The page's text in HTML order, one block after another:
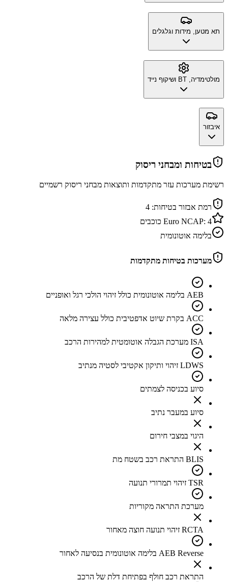
תא מטען, מידות וגלגלים
מולטימדיה, BT ושיקוף נייד
איבזור
בטיחות ומבחני ריסוק
רשימת מערכות עזר מתקדמות ותוצאות מבחני ריסוק רשמיים
רמת אבזור בטיחות: 4
Euro NCAP: 4
כוכבים
בלימה אוטונומית
מערכות בטיחות מתקדמות
AEB בלימה אוטונומית כולל זיהוי הולכי רגל ואופניים
ACC בקרת שיוט אדפטיבית כולל עצירה מלאה
ISA מערכת הגבלה אוטומטית למהירות הרכב
LDWS זיהוי ותיקון אקטיבי לסטיה מנתיב
סיוע בכניסה לצמתים
סיוע במעבר נתיב
היגוי במצבי חירום
BLIS התראת רכב בשטח מת
TSR זיהוי תמרורי תנועה
מערכת התראה מקוריות
RCTA זיהוי תנועה חוצה מאחור
AEB Reverse בלימה אוטונומית בנסיעה לאחור
התראת רכב חולף בפתיחת דלת של הרכב